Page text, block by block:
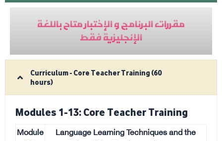
مقررات البرنامج و الإختبار متاح باللغة
الإنجليزية فقط
Curriculum - Core Teacher Training (60
hours)
Modules 1-13: Core Teacher Training
Module
Language Learning Techniques and the